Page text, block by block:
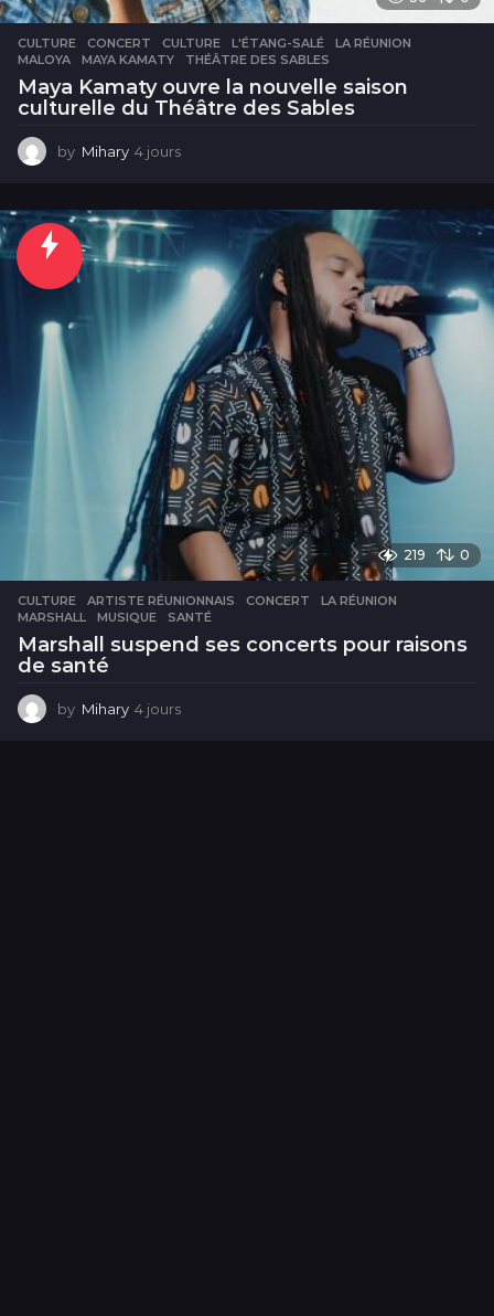
CULTURE CONCERT ,CULTURE ,L'ÉTANG-SALÉ ,LA RÉUNION
MALOYA
,MAYA KAMATY ,THÉÂTRE DES SABLES
Maya Kamaty ouvre la nouvelle saison
culturelle du Théâtre des Sables
by Mihary 4 jours
u
r
s
219 0
CULTURE ARTISTE RÉUNIONNAIS ,CONCERT ,LA RÉUNION
MARSHALL
,MUSIQUE ,SANTÉ
Marshall suspend ses concerts pour raisons
de santé
by Mihary 4 jours